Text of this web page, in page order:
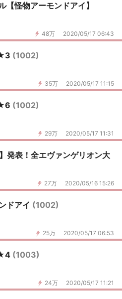
怪物アーモンドアイ】
48万 2020/05/17 06:43
(1002)
35万 2020/05/17 11:15
(1002)
29万 2020/05/17 11:31
発表！全エヴァンゲリオン大
27万 2020/05/16 15:26
ドアイ (1002)
25万 2020/05/17 06:53
(1003)
24万 2020/05/17 11:21